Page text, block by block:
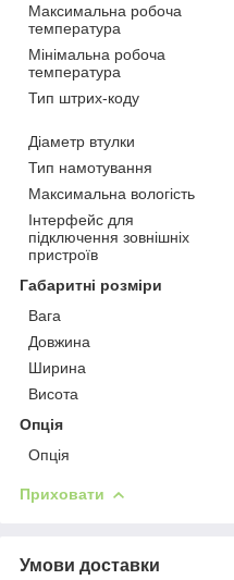
Максимальна робоча
температура
Мінімальна робоча
температура
Тип штрих-коду
Діаметр втулки
Тип намотування
Максимальна вологість
Інтерфейс для
підключення зовнішніх
пристроїв
Габаритні розміри
Вага
Довжина
Ширина
Висота
Опція
Опція
Приховати
Умови доставки